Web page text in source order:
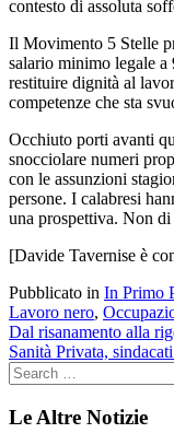
contesto di assoluta
Il Movimento 5 Stelle
salario minimo legale a
restituire dignità al
competenze che sta
Occhiuto porti avanti
snocciolare numeri
con le assunzioni
persone. I calabresi
una prospettiva. Non
[Davide Tavernise è
Pubblicato in In Primo
Lavoro nero,
Navigazione
articoli
Dal risanamento alla
Sanità Privata,
Le Altre Notizie